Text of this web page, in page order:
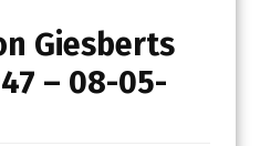
Giesberts
– 08-05-